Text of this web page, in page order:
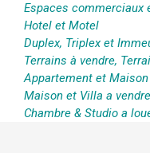
Espaces commerciaux
Hotel et Motel
Duplex, Triplex et
Terrains à vendre,
Appartement et
Maison et Villa a vendre
Chambre & Studio a